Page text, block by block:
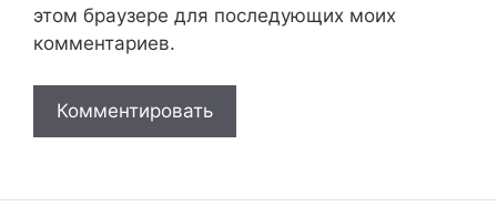
этом браузере для последующих моих
комментариев.